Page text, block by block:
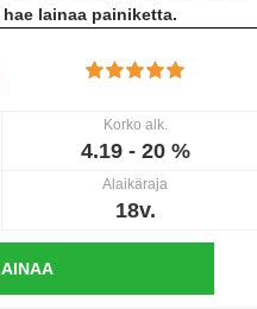
lainaa painiketta.
Korko alk.
4.19 - 20 %
Alaikäraja
18v.